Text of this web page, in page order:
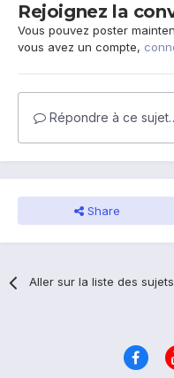
Rejoignez la
Vous pouvez poster
vous avez un compte,
Répondre à ce
Share
Aller sur la liste des sujets